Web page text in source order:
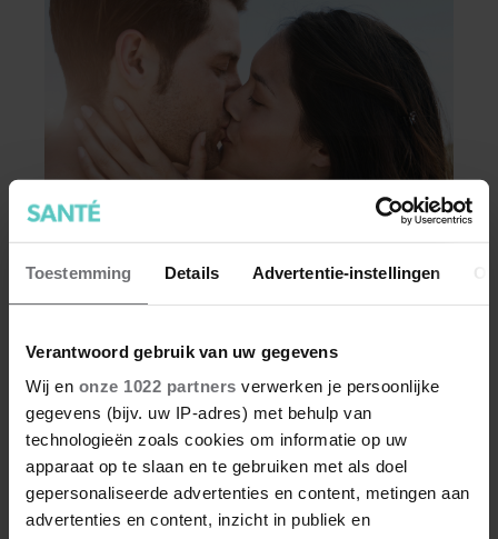
Toestemming Details Advertentie-instellingen
Verantwoord gebruik van uw gegevens
Wij en onze 1022 partners verwerken je persoonlijke
gegevens (bijv. uw IP-adres) met behulp van
technologieën zoals cookies om informatie op uw
apparaat op te slaan en te gebruiken met als doel
gepersonaliseerde advertenties en content, metingen aan
advertenties en content, inzicht in publiek en
er echt was gebeurd’
Na haar scheiding ontdekt deze lezeres dat
daten ook luchtig en leuk kan zijn. Maar als ze
Menno ontmoet, hoopt ze stiekem op meer dan
een vrijblijvende flirt. Tot één avond alles in een
heel ander daglicht zet.